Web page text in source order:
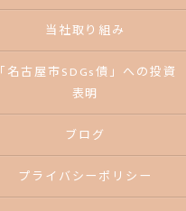
当社取り組み
「名古屋市SDGs債」への投資
表明
ブログ
プライバシーポリシー